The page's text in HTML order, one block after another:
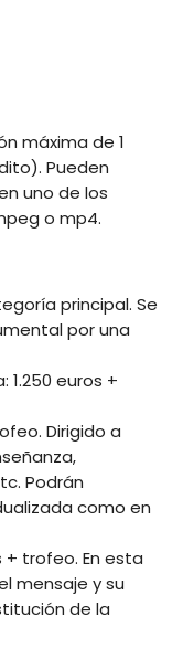
máxima de 1
Pueden
uno de los
o mp4.
principal. Se
por una
1.250 euros +
Dirigido a
Podrán
como en
+ trofeo. En esta
mensaje y su
de la